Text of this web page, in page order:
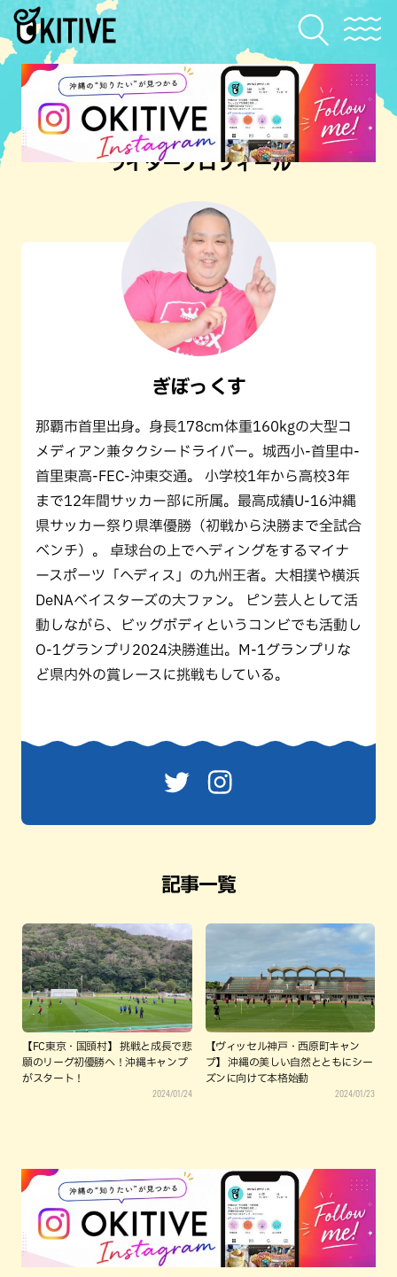
ライタープロフィール
ぎぼっくす
那覇市首里出身。身長178cm体重160kgの大型コ
メディアン兼タクシードライバー。城西小-首里中-
首里東高-FEC-沖東交通。 小学校1年から高校3年
まで12年間サッカー部に所属。最高成績U-16沖縄
県サッカー祭り県準優勝（初戦から決勝まで全試合
ベンチ）。 卓球台の上でヘディングをするマイナ
ースポーツ「ヘディス」の九州王者。大相撲や横浜
DeNAベイスターズの大ファン。 ピン芸人として活
動しながら、ビッグボディというコンビでも活動し
O-1グランプリ2024決勝進出。M-1グランプリな
ど県内外の賞レースに挑戦もしている。
記事一覧
【FC東京・国頭村】 挑戦と成長で悲
願のリーグ初優勝へ！沖縄キャンプ
がスタート！
2024/01/24
【ヴィッセル神戸・西原町キャン
プ】 沖縄の美しい自然とともにシー
ズンに向けて本格始動
2024/01/23